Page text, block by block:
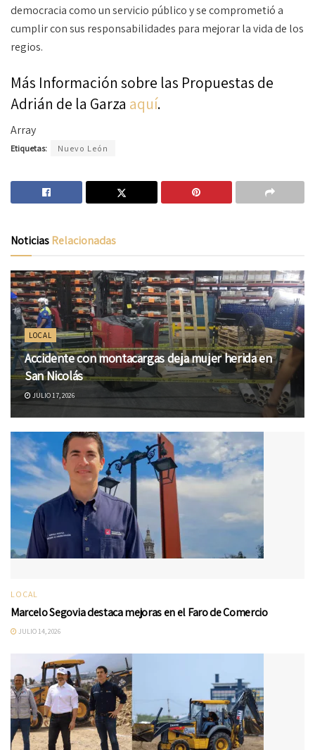
democracia como un servicio público y se comprometió a
cumplir con sus responsabilidades para mejorar la vida de los
regios.
Más Información sobre las Propuestas de
Adrián de la Garza aquí.
Array
Etiquetas: Nuevo León
NoticiasRelacionadas
LOCAL
Accidente con montacargas deja mujer herida en
San Nicolás
JULIO 17, 2026
LOCAL
Marcelo Segovia destaca mejoras en el Faro de Comercio
JULIO 14, 2026